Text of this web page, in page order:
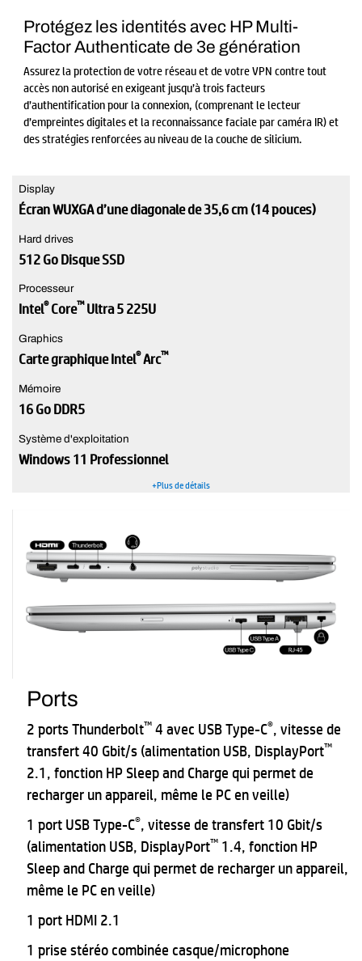
Protégez les identités avec HP Multi-
Factor Authenticate de 3e génération
Assurez la protection de votre réseau et de votre VPN contre tout
accès non autorisé en exigeant jusqu’à trois facteurs
d’authentification pour la connexion, (comprenant le lecteur
d’empreintes digitales et la reconnaissance faciale par caméra IR) et
des stratégies renforcées au niveau de la couche de silicium.
Display
Écran WUXGA d’une diagonale de 35,6 cm (14 pouces)
Hard drives
512 Go Disque SSD
Processeur
Intel®Core™Ultra 5 225U
Graphics
Carte graphique Intel®Arc™
Mémoire
16 Go DDR5
Système d'exploitation
Windows 11 Professionnel
+Plus de détails
Ports
2 ports Thunderbolt™ 4 avec USB Type-C®, vitesse de
transfert 40 Gbit/s (alimentation USB, DisplayPort™
2.1, fonction HP Sleep and Charge qui permet de
recharger un appareil, même le PC en veille)
1 port USB Type-C®, vitesse de transfert 10 Gbit/s
(alimentation USB, DisplayPort™ 1.4, fonction HP
Sleep and Charge qui permet de recharger un appareil,
même le PC en veille)
1 port HDMI 2.1
1 prise stéréo combinée casque/microphone